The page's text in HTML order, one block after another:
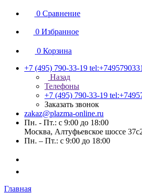
0 Сравнение
0 Избранное
0 Корзина
+7 (495) 790-33-19
Назад
Телефоны
+7 (495) 790-33-19
Заказать звонок
zakaz@plazma-online.ru
Пн. - Пт.: с 9:00 до 18:00
Москва, Алтуфьевское шоссе
Пн. – Пт.: с 9:00 до 18:00
Главная